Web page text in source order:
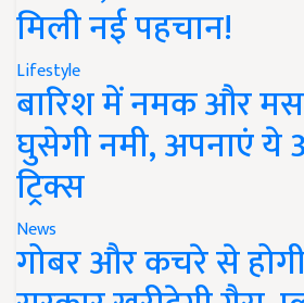
मिली नई पहचान!
Lifestyle
बारिश में नमक और
घुसेगी नमी, अपनाएं ये
ट्रिक्स
News
गोबर और कचरे से